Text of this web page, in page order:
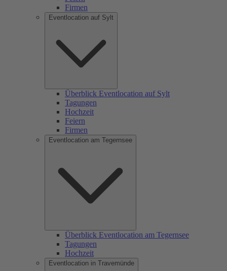
Firmen
Eventlocation auf Sylt
Überblick Eventlocation auf Sylt
Tagungen
Hochzeit
Feiern
Firmen
Eventlocation am Tegernsee
Überblick Eventlocation am Tegernsee
Tagungen
Hochzeit
Eventlocation in Travemünde